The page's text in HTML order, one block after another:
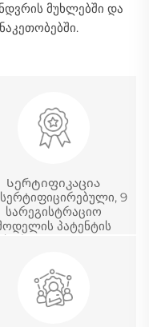
მუხლებში და
Სერტიფიკაცია
9
სარეგისტრაციო
პატენტის
აკრედიტაციის
სერტიფიკატი